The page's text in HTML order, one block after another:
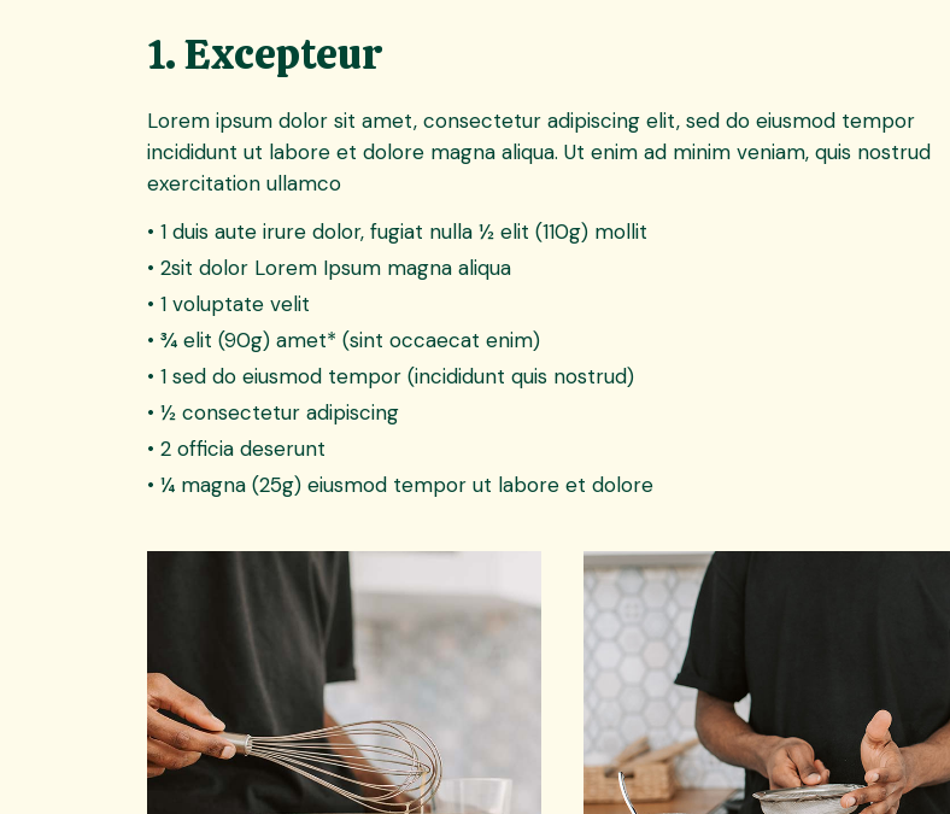
1. Excepteur
Lorem ipsum dolor sit amet, consectetur adipiscing elit, sed do eiusmod tempor
incididunt ut labore et dolore magna aliqua. Ut enim ad minim veniam, quis nostrud
exercitation ullamco
• 1 duis aute irure dolor, fugiat nulla ½ elit (110g) mollit
• 2sit dolor Lorem Ipsum magna aliqua
• 1 voluptate velit
• ¾ elit (90g) amet* (sint occaecat enim)
• 1 sed do eiusmod tempor (incididunt quis nostrud)
• ½ consectetur adipiscing
• 2 officia deserunt
• ¼ magna (25g) eiusmod tempor ut labore et dolore